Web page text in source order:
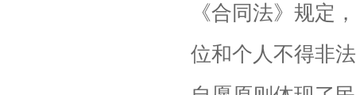
《合同法》规定
位和个人不得非